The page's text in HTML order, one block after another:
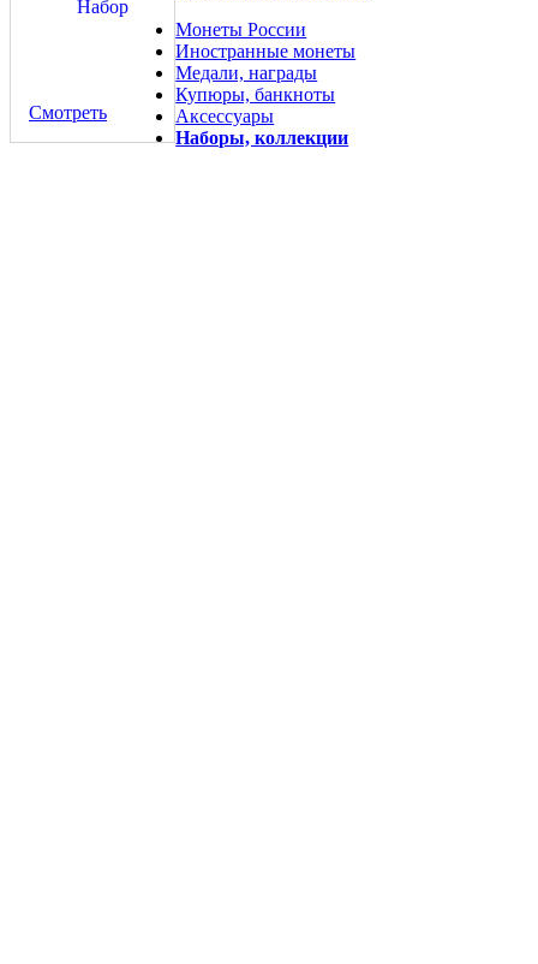
Смотреть
Монеты России
Иностранные монеты
Медали, награды
Купюры, банкноты
Аксессуары
Наборы, коллекции